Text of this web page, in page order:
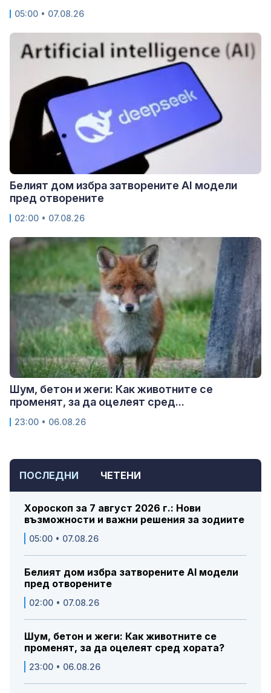
ПОСЛЕДНИ ЧЕТЕНИ
Хороскоп за 7 август 2026 г.: Нови
възможности и важни решения за зодиите
05:00 • 07.08.26
Белият дом избра затворените AI модели
пред отворените
02:00 • 07.08.26
Шум, бетон и жеги: Как животните се
променят, за да оцелеят сред хората?
23:00 • 06.08.26
05:00 • 07.08.26
Белият дом избра затворените AI модели
пред отворените
02:00 • 07.08.26
Шум, бетон и жеги: Как животните се
променят, за да оцелеят сред...
23:00 • 06.08.26